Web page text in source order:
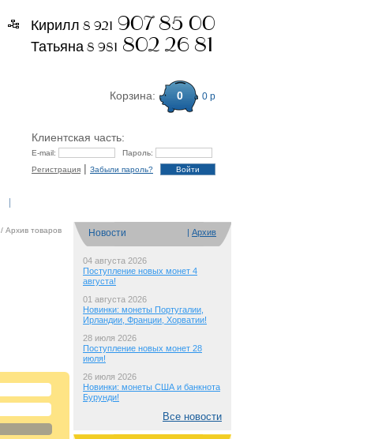
Кирилл 8 921 907 85 00
Татьяна 8 981 802 26 81
Корзина: 0 0 р
Клиентская часть:
E-mail:
Пароль:
Регистрация | Забыли пароль?
Новости | Архив
04 августа 2026
Поступление новых монет 4
августа!
01 августа 2026
Новинки: монеты Португалии,
Ирландии, Франции, Хорватии!
28 июля 2026
Поступление новых монет 28
июля!
26 июля 2026
Новинки: монеты США и банкнота
Бурунди!
Все новости
/ Архив товаров